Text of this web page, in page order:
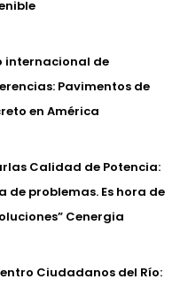
internacional de
Pavimentos de
en América
Calidad de Potencia:
de problemas. Es hora de
Cenergia
Ciudadanos del Río: